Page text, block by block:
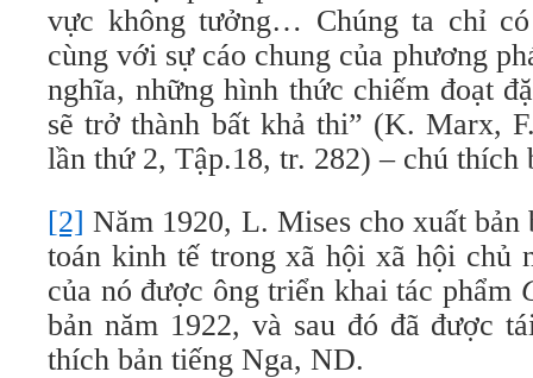
vực không tưởng… Chúng ta chỉ
cùng với sự cáo chung của phương
nghĩa, những hình thức chiếm đoạt
sẽ trở thành bất khả thi” (K. Marx,
lần thứ 2, Tập.18, tr. 282) – chú thích
[2] Năm 1920, L. Mises cho xuất bản
toán kinh tế trong xã hội xã hội chủ
của nó được ông triển khai tác phẩm
bản năm 1922, và sau đó đã được
thích bản tiếng Nga, ND.